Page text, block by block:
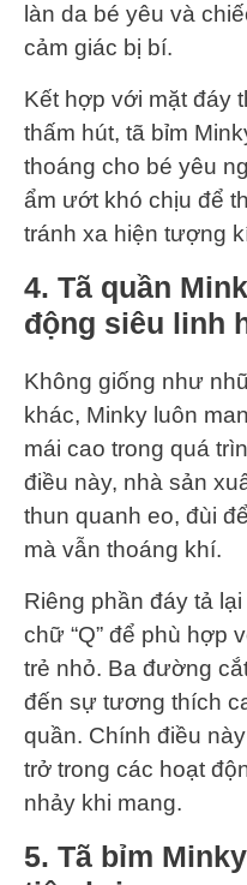
làn da bé yêu và
cảm giác bị bí.
Kết hợp với mặt đáy
thấm hút, tã bỉm
thoáng cho bé yêu
ẩm ướt khó chịu để
tránh xa hiện tượng
4. Tã quần
động siêu linh
Không giống như
khác, Minky luôn
mái cao trong quá
điều này, nhà sản
thun quanh eo, đùi
mà vẫn thoáng khí.
Riêng phần đáy tả
chữ “Q” để phù hợp
trẻ nhỏ. Ba đường
đến sự tương thích
quần. Chính điều
trở trong các hoạt
nhảy khi mang.
5. Tã bỉm